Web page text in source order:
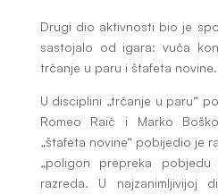
Drugi dio aktivnosti bio je
sastojalo od igara: vuča
trčanje u paru i štafeta novine.
U disciplini „trčanje u paru“
Romeo Raič i Marko
„štafeta novine“ pobijedio je
„poligon prepreka
razreda. U najzanimljivijoj